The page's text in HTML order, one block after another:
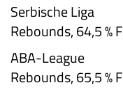
Serbische Liga
Rebounds, 64,5
ABA-League
Rebounds, 65,5